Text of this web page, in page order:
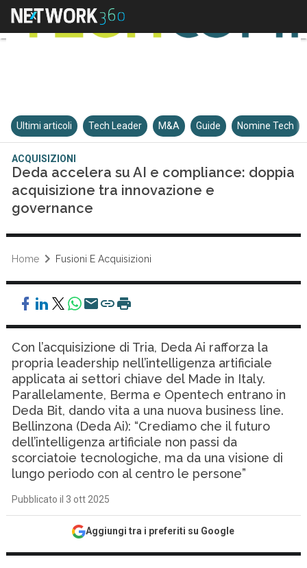
Ultimi articoli Tech Leader M&A Guide Nomine Tech
ACQUISIZIONI
Deda accelera su AI e compliance: doppia
acquisizione tra innovazione e
governance
Home Fusioni E Acquisizioni
Con l’acquisizione di Tria, Deda Ai rafforza la
propria leadership nell’intelligenza artificiale
applicata ai settori chiave del Made in Italy.
Parallelamente, Berma e Opentech entrano in
Deda Bit, dando vita a una nuova business line.
Bellinzona (Deda Ai): “Crediamo che il futuro
dell’intelligenza artificiale non passi da
scorciatoie tecnologiche, ma da una visione di
lungo periodo con al centro le persone”
Pubblicato il 3 ott 2025
Aggiungi tra i preferiti su Google